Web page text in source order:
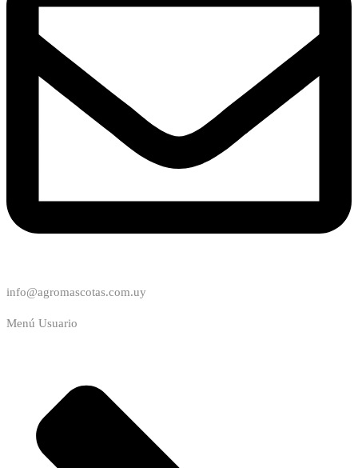
info@agromascotas.com.uy
Menú Usuario